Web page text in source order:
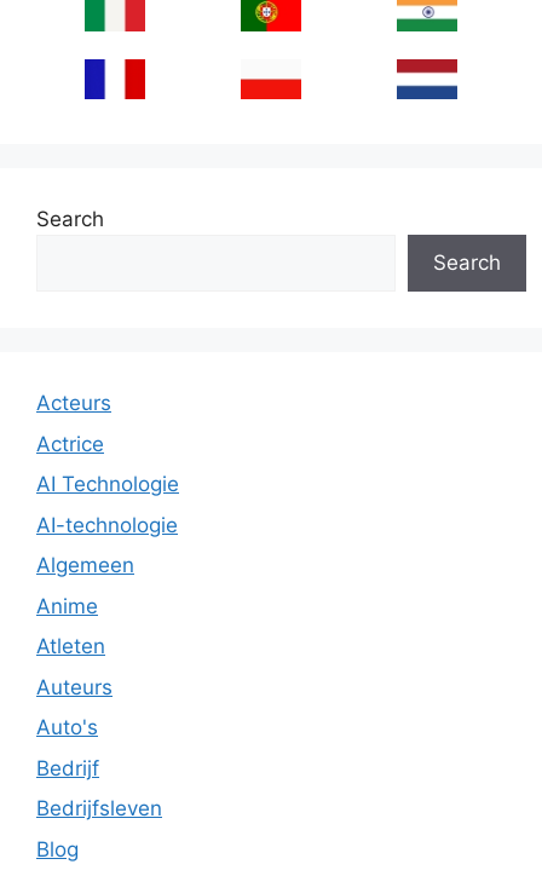
Search
Search
Acteurs
Actrice
AI Technologie
AI-technologie
Algemeen
Anime
Atleten
Auteurs
Auto's
Bedrijf
Bedrijfsleven
Blog